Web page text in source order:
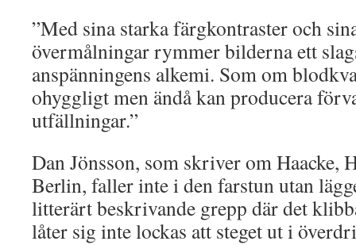
”Med sina starka färgkontraster och
övermålningar rymmer bilderna ett
anspänningens alkemi. Som om
ohyggligt men ändå kan producera
utfällningar.”
Dan Jönsson, som skriver om Haacke,
Berlin, faller inte i den farstun utan
litterärt beskrivande grepp där det
låter sig inte lockas att steget ut i